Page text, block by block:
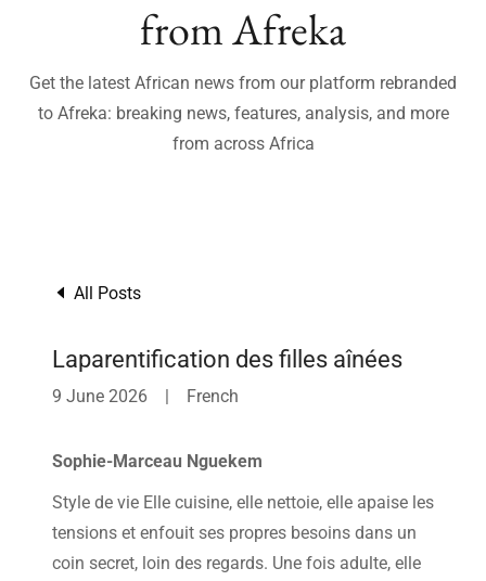
from Afreka
Get the latest African news from our platform rebranded
to Afreka: breaking news, features, analysis, and more
from across Africa
All Posts
Laparentification des filles aînées
9 June 2026 | French
Sophie-Marceau Nguekem
Style de vie Elle cuisine, elle nettoie, elle apaise les
tensions et enfouit ses propres besoins dans un
coin secret, loin des regards. Une fois adulte, elle